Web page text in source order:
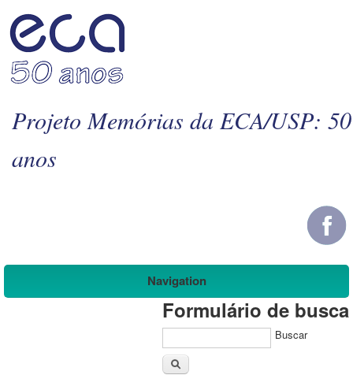
Projeto Memórias da ECA/USP: 50
anos
Navigation
Formulário de busca
Buscar